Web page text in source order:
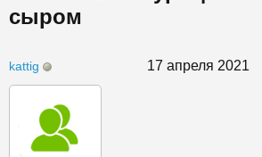
сыром
kattig 17 апреля 2021